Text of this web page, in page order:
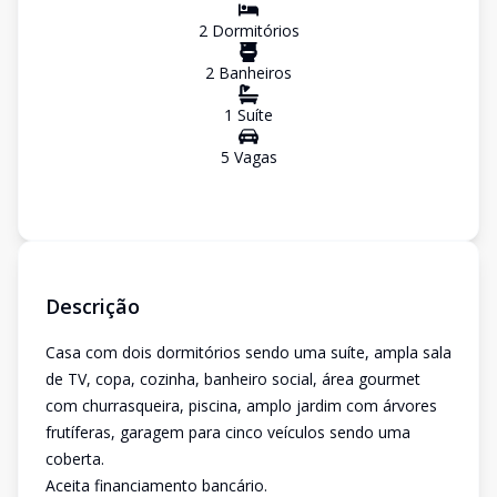
2Dormitórios
2 Banheiros
1 Suíte
5 Vagas
Descrição
Casa com dois dormitórios sendo uma suíte, ampla sala
de TV, copa, cozinha, banheiro social, área gourmet
com churrasqueira, piscina, amplo jardim com árvores
frutíferas, garagem para cinco veículos sendo uma
coberta.
Aceita financiamento bancário.